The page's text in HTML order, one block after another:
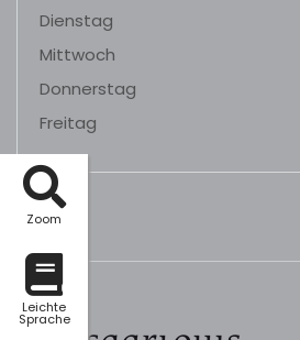
Zoom
Leichte
Sprache
Dienstag
Mittwoch
Donnerstag
Freitag